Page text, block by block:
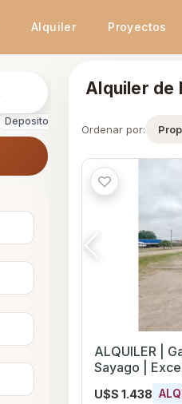
Alquiler Proyectos
Deposito
Alquiler de
Ordenar por:
ALQUILER |
Sayago |
U$S 1.438